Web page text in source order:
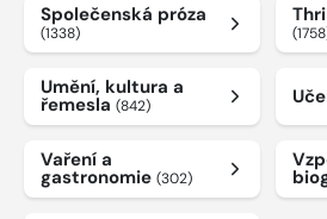
Společenská próza
(1338)
Umění, kultura a
řemesla (842)
Vaření a
gastronomie (302)